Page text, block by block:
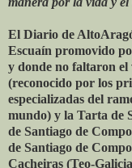
El Diario de
Escuaín promovido
y donde no faltaron el
(reconocido por los
especializadas del
mundo) y la Tarta de
de Santiago de
de Santiago de
Cacheiras (Teo-